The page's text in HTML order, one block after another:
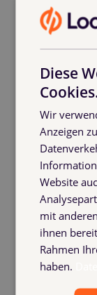
Diese
Wir
Anzeigen
Website
mit
ihnen
Rahmen
haben.